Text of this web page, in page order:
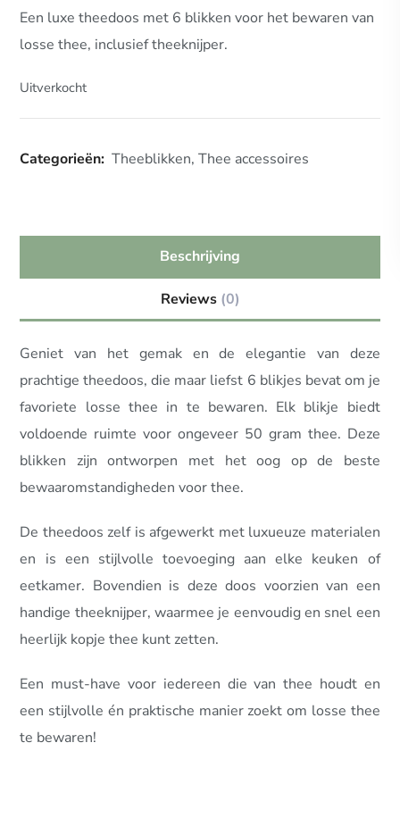
Een luxe theedoos met 6 blikken voor het bewaren van
losse thee, inclusief theeknijper.
Categorieën: Theeblikken,Thee accessoires
Uitverkocht
Beschrijving
Reviews (0)
Geniet van het gemak en de elegantie van deze
prachtige theedoos, die maar liefst 6 blikjes bevat om je
favoriete losse thee in te bewaren. Elk blikje biedt
voldoende ruimte voor ongeveer 50 gram thee. Deze
blikken zijn ontworpen met het oog op de beste
bewaaromstandigheden voor thee.
De theedoos zelf is afgewerkt met luxueuze materialen
en is een stijlvolle toevoeging aan elke keuken of
eetkamer. Bovendien is deze doos voorzien van een
handige theeknijper, waarmee je eenvoudig en snel een
heerlijk kopje thee kunt zetten.
Een must-have voor iedereen die van thee houdt en
een stijlvolle én praktische manier zoekt om losse thee
te bewaren!